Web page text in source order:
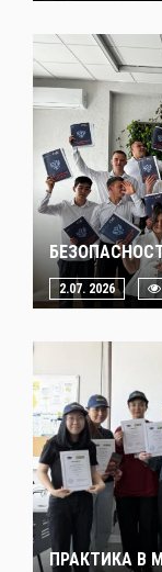
2.07. 2026
ПРАКТИКА В